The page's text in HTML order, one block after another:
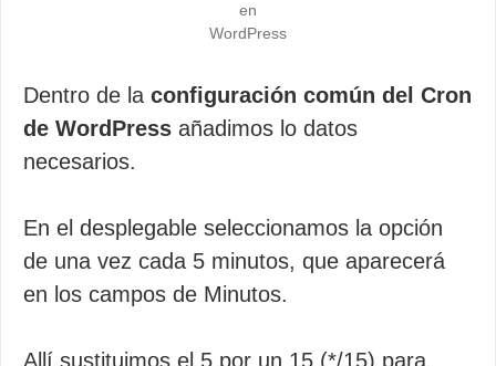
en
WordPress
Dentro de la configuración común del Cron
de WordPress añadimos lo datos
necesarios.
En el desplegable seleccionamos la opción
de una vez cada 5 minutos, que aparecerá
en los campos de Minutos.
Allí sustituimos el 5 por un 15 (*/15) para